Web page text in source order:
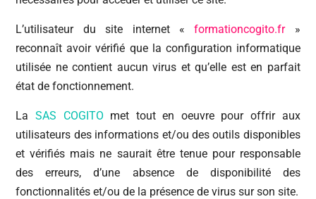
L’utilisateur du site internet «formationcogito.fr»
reconnaît avoir vérifié que la configuration informatique
utilisée ne contient aucun virus et qu’elle est en parfait
état de fonctionnement.
La SAS COGITO met tout en oeuvre pour offrir aux
utilisateurs des informations et/ou des outils disponibles
et vérifiés mais ne saurait être tenue pour responsable
des erreurs, d’une absence de disponibilité des
fonctionnalités et/ou de la présence de virus sur son site.